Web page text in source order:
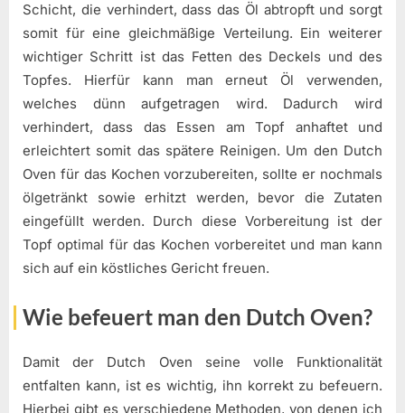
Schicht, die verhindert, dass das Öl abtropft und sorgt
somit für eine gleichmäßige Verteilung. Ein weiterer
wichtiger Schritt ist das Fetten des Deckels und des
Topfes. Hierfür kann man erneut Öl verwenden,
welches dünn aufgetragen wird. Dadurch wird
verhindert, dass das Essen am Topf anhaftet und
erleichtert somit das spätere Reinigen. Um den Dutch
Oven für das Kochen vorzubereiten, sollte er nochmals
ölgetränkt sowie erhitzt werden, bevor die Zutaten
eingefüllt werden. Durch diese Vorbereitung ist der
Topf optimal für das Kochen vorbereitet und man kann
sich auf ein köstliches Gericht freuen.
Wie befeuert man den Dutch Oven?
Damit der Dutch Oven seine volle Funktionalität
entfalten kann, ist es wichtig, ihn korrekt zu befeuern.
Hierbei gibt es verschiedene Methoden, von denen ich